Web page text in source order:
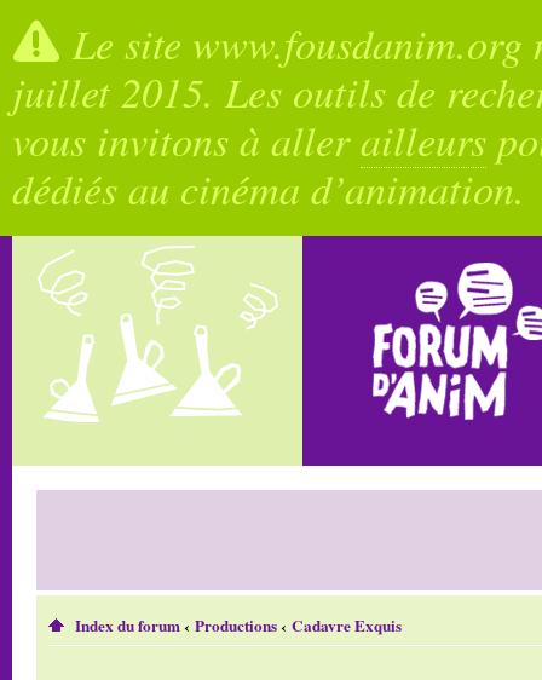
Le site
juillet 2015. Les outils de
vous invitons à allerailleurs
dédiés au cinéma d’animation.
Index du forum‹ Productions‹ Cadavre Exquis